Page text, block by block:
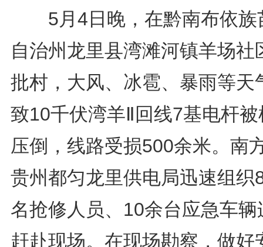
5月4日晚，在黔南布依族
自治州龙里县湾滩河镇羊场社
批村，大风、冰雹、暴雨等天
致10千伏湾羊Ⅱ回线7基电杆被
压倒，线路受损500余米。南
贵州都匀龙里供电局迅速组织
名抢修人员、10余台应急车辆
赶赴现场。在现场勘察，做好